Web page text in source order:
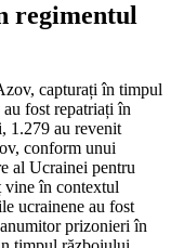
regimentul
capturați în timpul
fost repatriați în
1.279 au revenit
conform unui
al Ucrainei pentru
vine în contextul
ucrainene au fost
anumitor prizonieri în